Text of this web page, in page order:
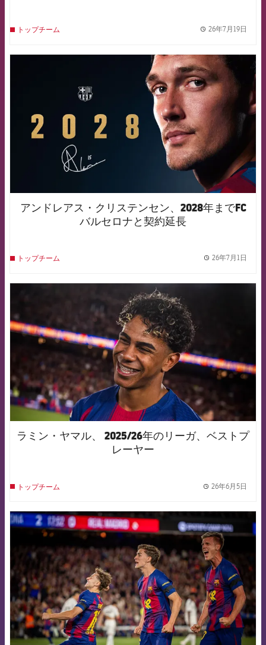
トップチーム 26年7月19日
FCB Barcelona badge
アンドレアス・クリステンセン、2028年までFC
バルセロナと契約延長
トップチーム 26年7月1日
FCB Barcelona badge
ラミン・ヤマル、 2025/26年のリーガ、ベストプ
レーヤー
トップチーム 26年6月5日
FCB Barcelona badge